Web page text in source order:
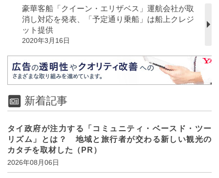
豪華客船「クイーン・エリザベス」運航会社が取
消し対応を発表、「予定通り乗船」は船上クレジ
ット提供
2020年3月16日
新着記事
タイ政府が注力する「コミュニティ・ベースド・ツー
リズム」とは？ 地域と旅行者が交わる新しい観光の
カタチを取材した（PR）
2026年08月06日